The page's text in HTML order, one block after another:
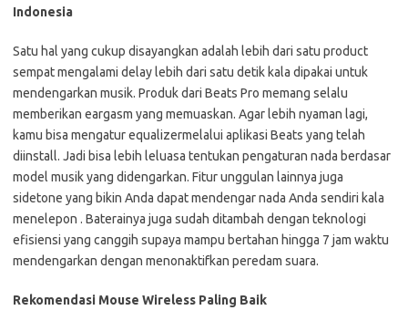
Indonesia
Satu hal yang cukup disayangkan adalah lebih dari satu product
sempat mengalami delay lebih dari satu detik kala dipakai untuk
mendengarkan musik. Produk dari Beats Pro memang selalu
memberikan eargasm yang memuaskan. Agar lebih nyaman lagi,
kamu bisa mengatur equalizermelalui aplikasi Beats yang telah
diinstall. Jadi bisa lebih leluasa tentukan pengaturan nada berdasar
model musik yang didengarkan. Fitur unggulan lainnya juga
sidetone yang bikin Anda dapat mendengar nada Anda sendiri kala
menelepon . Baterainya juga sudah ditambah dengan teknologi
efisiensi yang canggih supaya mampu bertahan hingga 7 jam waktu
mendengarkan dengan menonaktifkan peredam suara.
Rekomendasi Mouse Wireless Paling Baik